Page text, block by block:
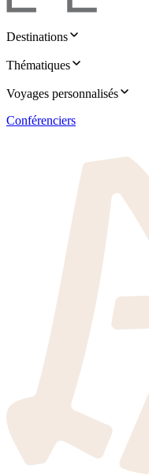
Destinations
Thématiques
Voyages personnalisés
Conférenciers